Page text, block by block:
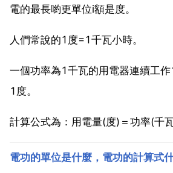
電的最長喲更單位i額是度。
人們常說的1度=1千瓦小時。
一個功率為1千瓦的用電器連續工
1度。
計算公式為：用電量(度)＝功率(千